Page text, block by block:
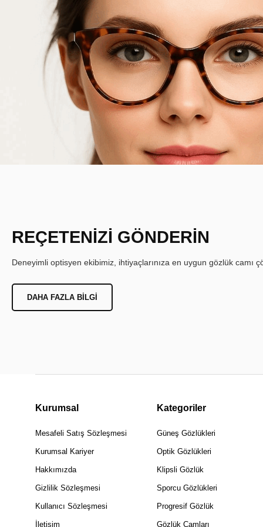
REÇETENİZİ GÖNDERİN
Deneyimli optisyen ekibimiz, ihtiyaçlarınıza en uygun gözlük camı
DAHA FAZLA BILGI
Kurumsal
Mesafeli Satış Sözleşmesi
Kurumsal Kariyer
Hakkımızda
Gizlilik Sözleşmesi
Kullanıcı Sözleşmesi
İletişim
Kategoriler
Güneş Gözlükleri
Optik Gözlükleri
Klipsli Gözlük
Sporcu Gözlükleri
Progresif Gözlük
Gözlük Camları